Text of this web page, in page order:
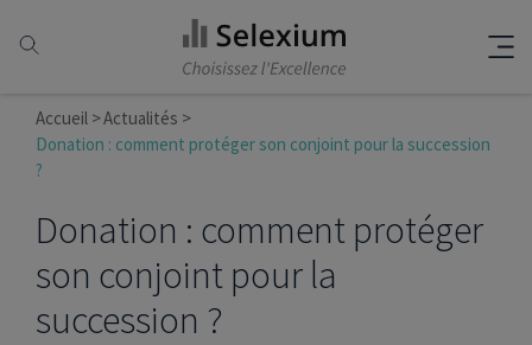
Accueil
Actualités
Donation : comment protéger son conjoint pour la succession
?
Donation : comment protéger
son conjoint pour la
succession ?